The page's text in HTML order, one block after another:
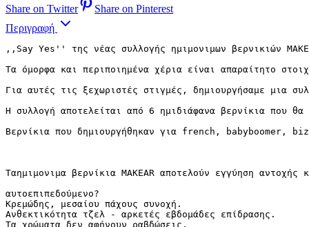
Share on Twitter
Share on Pinterest
Περιγραφή
,,Say Yes'' της νέας συλλογής ημιμονιμων βερνικιών
Τα όμορφα και περιποιημένα χέρια είναι απαραίτητο
Για αυτές τις ξεχωριστές στιγμές, δημιουργήσαμε μια
Η συλλογή αποτελείται από 6 ημιδιάφανα βερνίκια που
Βερνίκια που δημιουργήθηκαν για french, babyboomer,
Ταημιμονιμα βερνίκια MAKEAR αποτελούν εγγύηση
αυτοεπιπεδούμενο?
Κρεμώδης, μεσαίου πάχους συνοχή.
Ανθεκτικότητα τζελ - αρκετές εβδομάδες επίδρασης.
Τα χρώματα δεν αφήνουν ραβδώσεις.